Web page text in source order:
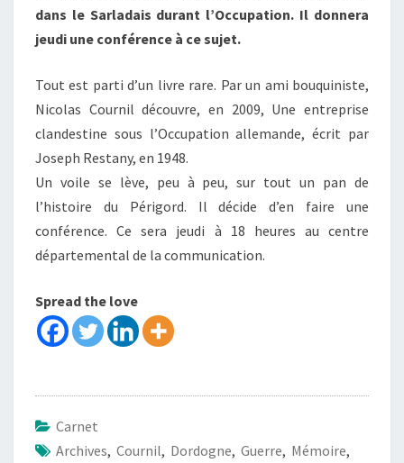
dans le Sarladais durant l’Occupation. Il donnera
jeudi une conférence à ce sujet.
Tout est parti d’un livre rare. Par un ami bouquiniste,
Nicolas Cournil découvre, en 2009, Une entreprise
clandestine sous l’Occupation allemande, écrit par
Joseph Restany, en 1948.
Un voile se lève, peu à peu, sur tout un pan de
l’histoire du Périgord. Il décide d’en faire une
conférence. Ce sera jeudi à 18 heures au centre
départemental de la communication.
Spread the love
Carnet
Archives, Cournil, Dordogne, Guerre, Mémoire,